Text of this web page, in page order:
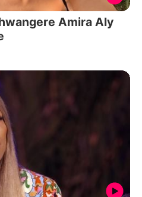
Amira Aly